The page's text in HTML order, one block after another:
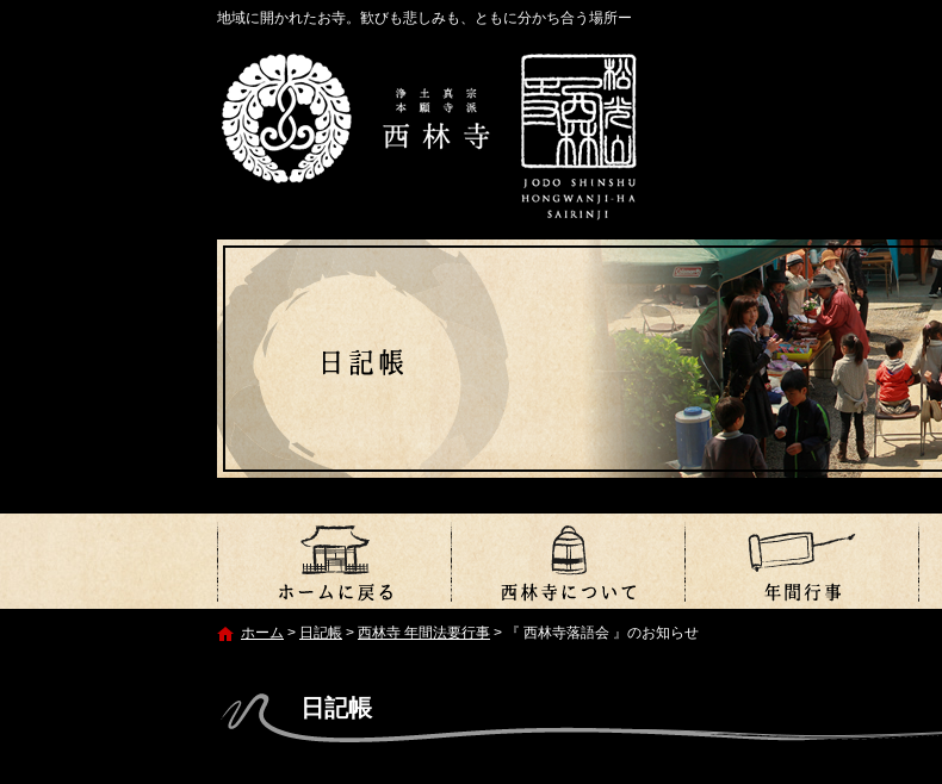
地域に開かれたお寺。歓びも悲しみも、ともに分かち合う場所ー
ホーム > 日記帳 > 西林寺 年間法要行事 > 『 西林寺落語会 』のお知らせ
日記帳